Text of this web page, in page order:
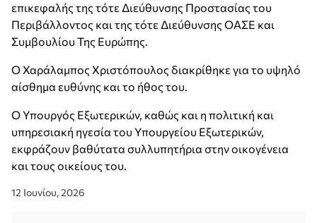
επικεφαλής της τότε Διεύθυνσης Προστασίας του
Περιβάλλοντος και της τότε Διεύθυνσης ΟΑΣΕ και
Συμβουλίου Της Ευρώπης.
Ο Χαράλαμπος Χριστόπουλος διακρίθηκε για το υψηλό
αίσθημα ευθύνης και το ήθος του.
Ο Υπουργός Εξωτερικών, καθώς και η πολιτική και
υπηρεσιακή ηγεσία του Υπουργείου Εξωτερικών,
εκφράζουν βαθύτατα συλλυπητήρια στην οικογένεια
και τους οικείους του.
12 Ιουνίου, 2026